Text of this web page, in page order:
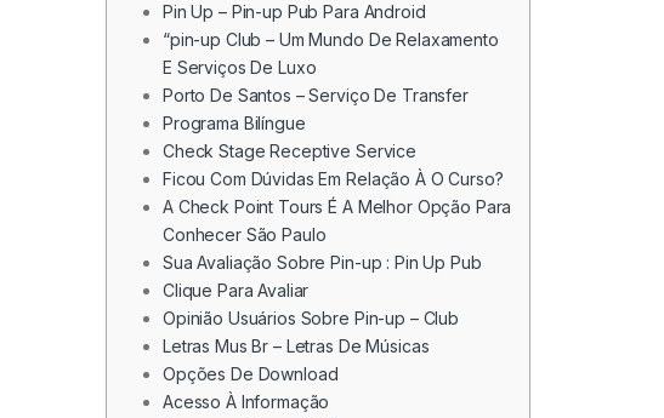
Pin Up – Pin-up Pub Para Android
“pin-up Club – Um Mundo De Relaxamento
E Serviços De Luxo
Porto De Santos – Serviço De Transfer
Programa Bilíngue
Check Stage Receptive Service
Ficou Com Dúvidas Em Relação À O Curso?
A Check Point Tours É A Melhor Opção Para
Conhecer São Paulo
Sua Avaliação Sobre Pin-up : Pin Up Pub
Clique Para Avaliar
Opinião Usuários Sobre Pin-up – Club
Letras Mus Br – Letras De Músicas
Opções De Download
Acesso À Informação